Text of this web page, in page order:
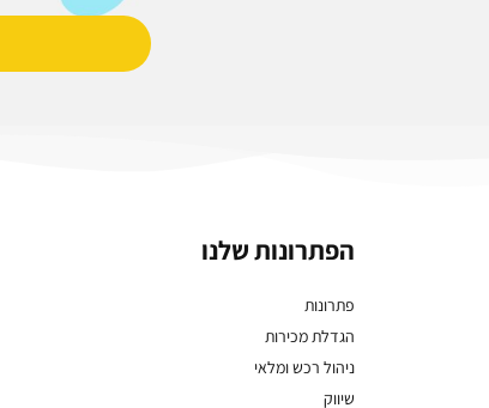
הפתרונות שלנו
פתרונות
הגדלת מכירות
ניהול רכש ומלאי
שיווק